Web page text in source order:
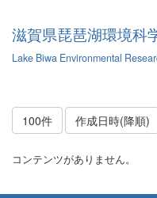
滋賀県琵琶湖環境科
Lake Biwa Environmental
100件 作成日時(降順)
コンテンツがありません。